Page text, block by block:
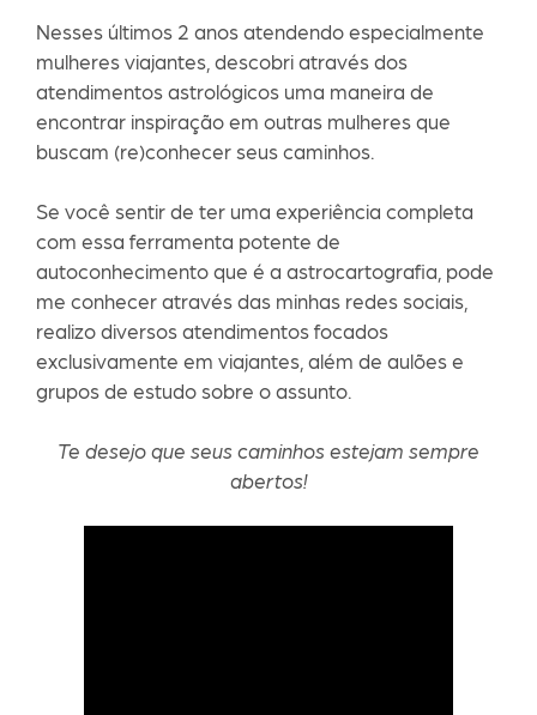
Nesses últimos 2 anos atendendo especialmente
mulheres viajantes, descobri através dos
atendimentos astrológicos uma maneira de
encontrar inspiração em outras mulheres que
buscam (re)conhecer seus caminhos.
Se você sentir de ter uma experiência completa
com essa ferramenta potente de
autoconhecimento que é a astrocartografia, pode
me conhecer através das minhas redes sociais,
realizo diversos atendimentos focados
exclusivamente em viajantes, além de aulões e
grupos de estudo sobre o assunto.
Te desejo que seus caminhos estejam sempre
abertos!